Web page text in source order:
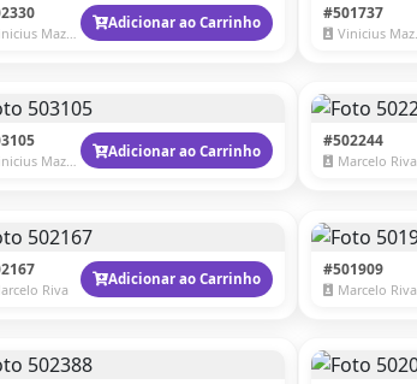
Mazzaro
Adicionar ao Carrinho #501737
Vinicius Mazzaro
Mazzaro
Adicionar ao Carrinho #502244
Marcelo Riva
Riva
Adicionar ao Carrinho #501909
Marcelo Riva